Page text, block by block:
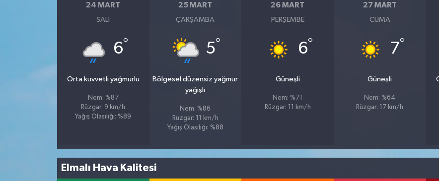
24 MART
SALI
6°
Orta kuvvetli yağmurlu
Nem: %87
Rüzgar: 9 km/h
Yağış Olasılığı: %89
25 MART
ÇARŞAMBA
5°
Bölgesel düzensiz yağmur
yağışlı
Nem: %86
Rüzgar: 11 km/h
Yağış Olasılığı: %88
26 MART
PERŞEMBE
6°
Güneşli
Nem: %71
Rüzgar: 11 km/h
27 MART
CUMA
7°
Güneşli
Nem: %64
Rüzgar: 17 km/h
Elmalı Hava Kalitesi